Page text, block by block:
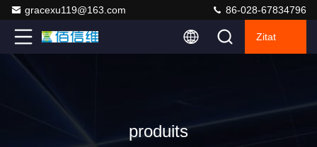
gracexu119@163.com 86-028-67834796
Zitat
produits